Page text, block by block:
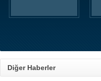
Diğer Haberler